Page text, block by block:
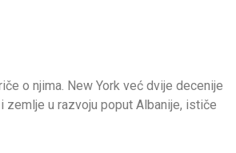
o njima. New York već dvije decenije
zemlje u razvoju poput Albanije, ističe